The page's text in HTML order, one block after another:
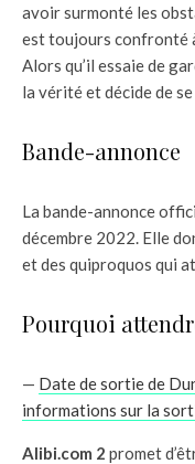
avoir surmonté les
est toujours confronté
Alors qu’il essaie de
la vérité et décide de se
Bande-annonce
La bande-annonce
décembre 2022. Elle
et des quiproquos qui
Pourquoi
— Date de sortie de
informations sur la
Alibi.com 2 promet